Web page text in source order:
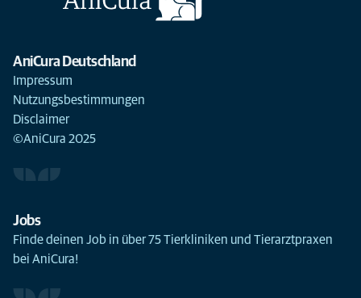
AniCura Deutschland
Impressum
Nutzungsbestimmungen
Disclaimer
©AniCura 2025
Jobs
Finde deinen Job in über 75 Tierkliniken und Tierarztpraxen
bei AniCura!